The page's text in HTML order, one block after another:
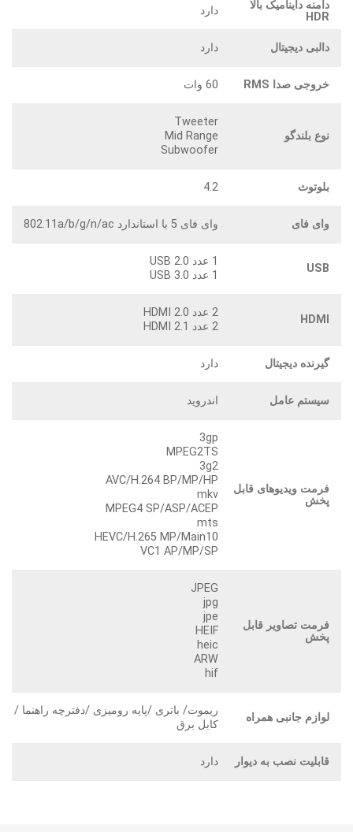
دامنه داینامیک بالا
HDR
دارد
دالبی دیجیتال دارد
خروجی صدا RMS 60 وات
نوع بلندگو
Tweeter
Mid Range
Subwoofer
بلوتوث 4.2
وای فای وای فای 5 با استاندارد 802.11a/b/g/n/ac
USB
1 عدد USB 2.0
1 عدد USB 3.0
HDMI
2 عدد HDMI 2.0
2 عدد HDMI 2.1
گیرنده دیجیتال دارد
سیستم عامل اندروید
فرمت ویدیوهای قابل
پخش
3gp
MPEG2TS
3g2
AVC/H.264 BP/MP/HP
mkv
MPEG4 SP/ASP/ACEP
mts
HEVC/H.265 MP/Main10
VC1 AP/MP/SP
فرمت تصاویر قابل
پخش
JPEG
jpg
jpe
HEIF
heic
ARW
hif
لوازم جانبی همراه
ریموت/ باتری /پایه رومیزی /دفترچه راهنما /
کابل برق
قابلیت نصب به دیوار دارد